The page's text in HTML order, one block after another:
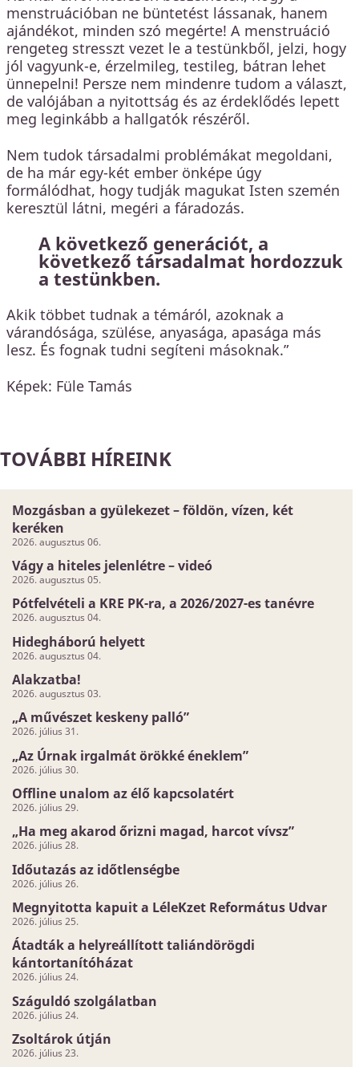
menstruációban ne büntetést lássanak, hanem
ajándékot, minden szó megérte! A menstruáció
rengeteg stresszt vezet le a testünkből, jelzi, hogy
jól vagyunk-e, érzelmileg, testileg, bátran lehet
ünnepelni! Persze nem mindenre tudom a választ,
de valójában a nyitottság és az érdeklődés lepett
meg leginkább a hallgatók részéről.
Nem tudok társadalmi problémákat megoldani,
de ha már egy-két ember önképe úgy
formálódhat, hogy tudják magukat Isten szemén
keresztül látni, megéri a fáradozás.
A következő generációt, a
következő társadalmat hordozzuk
a testünkben.
Akik többet tudnak a témáról, azoknak a
várandósága, szülése, anyasága, apasága más
lesz. És fognak tudni segíteni másoknak.”
Képek: Füle Tamás
TOVÁBBI HÍREINK
Mozgásban a gyülekezet – földön, vízen, két
keréken
2026. augusztus 06.
Vágy a hiteles jelenlétre – videó
2026. augusztus 05.
Pótfelvételi a KRE PK-ra, a 2026/2027-es tanévre
2026. augusztus 04.
Hidegháború helyett
2026. augusztus 04.
Alakzatba!
2026. augusztus 03.
„A művészet keskeny palló”
2026. július 31.
„Az Úrnak irgalmát örökké éneklem”
2026. július 30.
Offline unalom az élő kapcsolatért
2026. július 29.
„Ha meg akarod őrizni magad, harcot vívsz”
2026. július 28.
Időutazás az időtlenségbe
2026. július 26.
Megnyitotta kapuit a LéleKzet Református Udvar
2026. július 25.
Átadták a helyreállított taliándörögdi
kántortanítóházat
2026. július 24.
Száguldó szolgálatban
2026. július 24.
Zsoltárok útján
2026. július 23.